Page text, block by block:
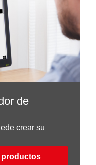
de
crear su